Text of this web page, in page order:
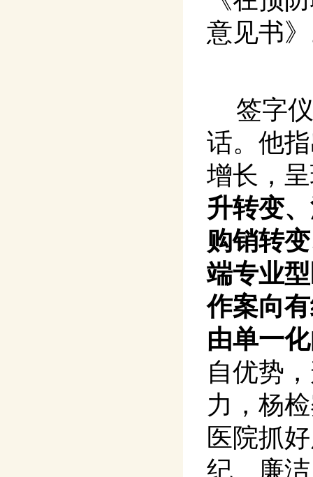
意见书
签字
话。他
增长，
升转变
购销转
端专业
作案向
由单一
自优势
力，杨
医院抓
纪、廉